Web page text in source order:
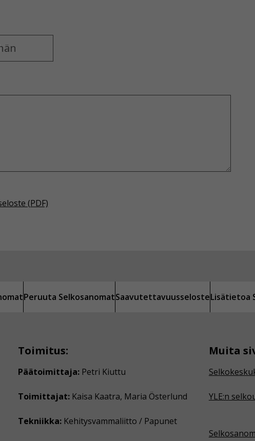
(PDF)
Peruuta SelkosanomatSaavutettavuusselosteLisätietoa
Toimitus:
Päätoimittaja: Petri Kiuttu
Toimittajat: Kaisa Kaatra, Maria Österlund
Tekniikka: Kehitysvammaliitto / Papunet
Muita
YLE:n